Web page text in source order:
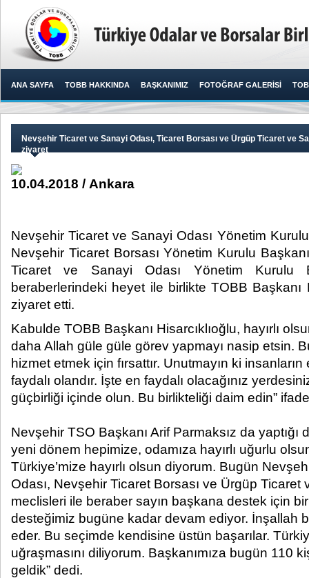
ANA SAYFA TOBB HAKKINDA BAŞKANIMIZ FOTOĞRAF GALERİSİ
Nevşehir Ticaret ve Sanayi Odası, Ticaret Borsası ve Ürgüp Ticaret ve
ziyaret
10.04.2018 / Ankara
Nevşehir Ticaret ve Sanayi Odası Yönetim
Nevşehir Ticaret Borsası Yönetim Kurulu
Ticaret ve Sanayi Odası Yönetim Kurulu
beraberlerindeki heyet ile birlikte TOBB Başkanı
ziyaret etti.​
Kabulde TOBB Başkanı Hisarcıklıoğlu, hayırlı
daha Allah güle güle görev yapmayı nasip etsin.
hizmet etmek için fırsattır. Unutmayın ki insanların
faydalı olandır. İşte en faydalı olacağınız
güçbirliği içinde olun. Bu birlikteliği daim edin”
Nevşehir TSO Başkanı Arif Parmaksız da yaptığı
yeni dönem hepimize, odamıza hayırlı uğurlu
Türkiye’mize hayırlı olsun diyorum. Bugün
Odası, Nevşehir Ticaret Borsası ve Ürgüp Ticaret
meclisleri ile beraber sayın başkana destek için
desteğimiz bugüne kadar devam ediyor. İnşallah
eder. Bu seçimde kendisine üstün başarılar.
uğraşmasını diliyorum. Başkanımıza bugün 110
geldik” dedi.